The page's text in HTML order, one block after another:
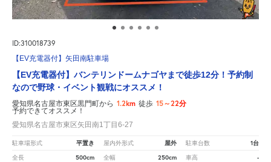
ID:310018739
【EV充電器付】矢田南駐車場
【EV充電器付】バンテリンドームナゴヤまで徒歩12分！予約制
なので野球・イベント観戦にオススメ！
愛知県名古屋市東区黒門町から 1.2km 徒歩 15～22分
予約できてオススメ！
愛知県名古屋市東区矢田南1丁目6-27
駐車場形式 平置き 屋内外形式 屋外 駐車台数 1台
全長 500cm 全幅 250cm 車高 -